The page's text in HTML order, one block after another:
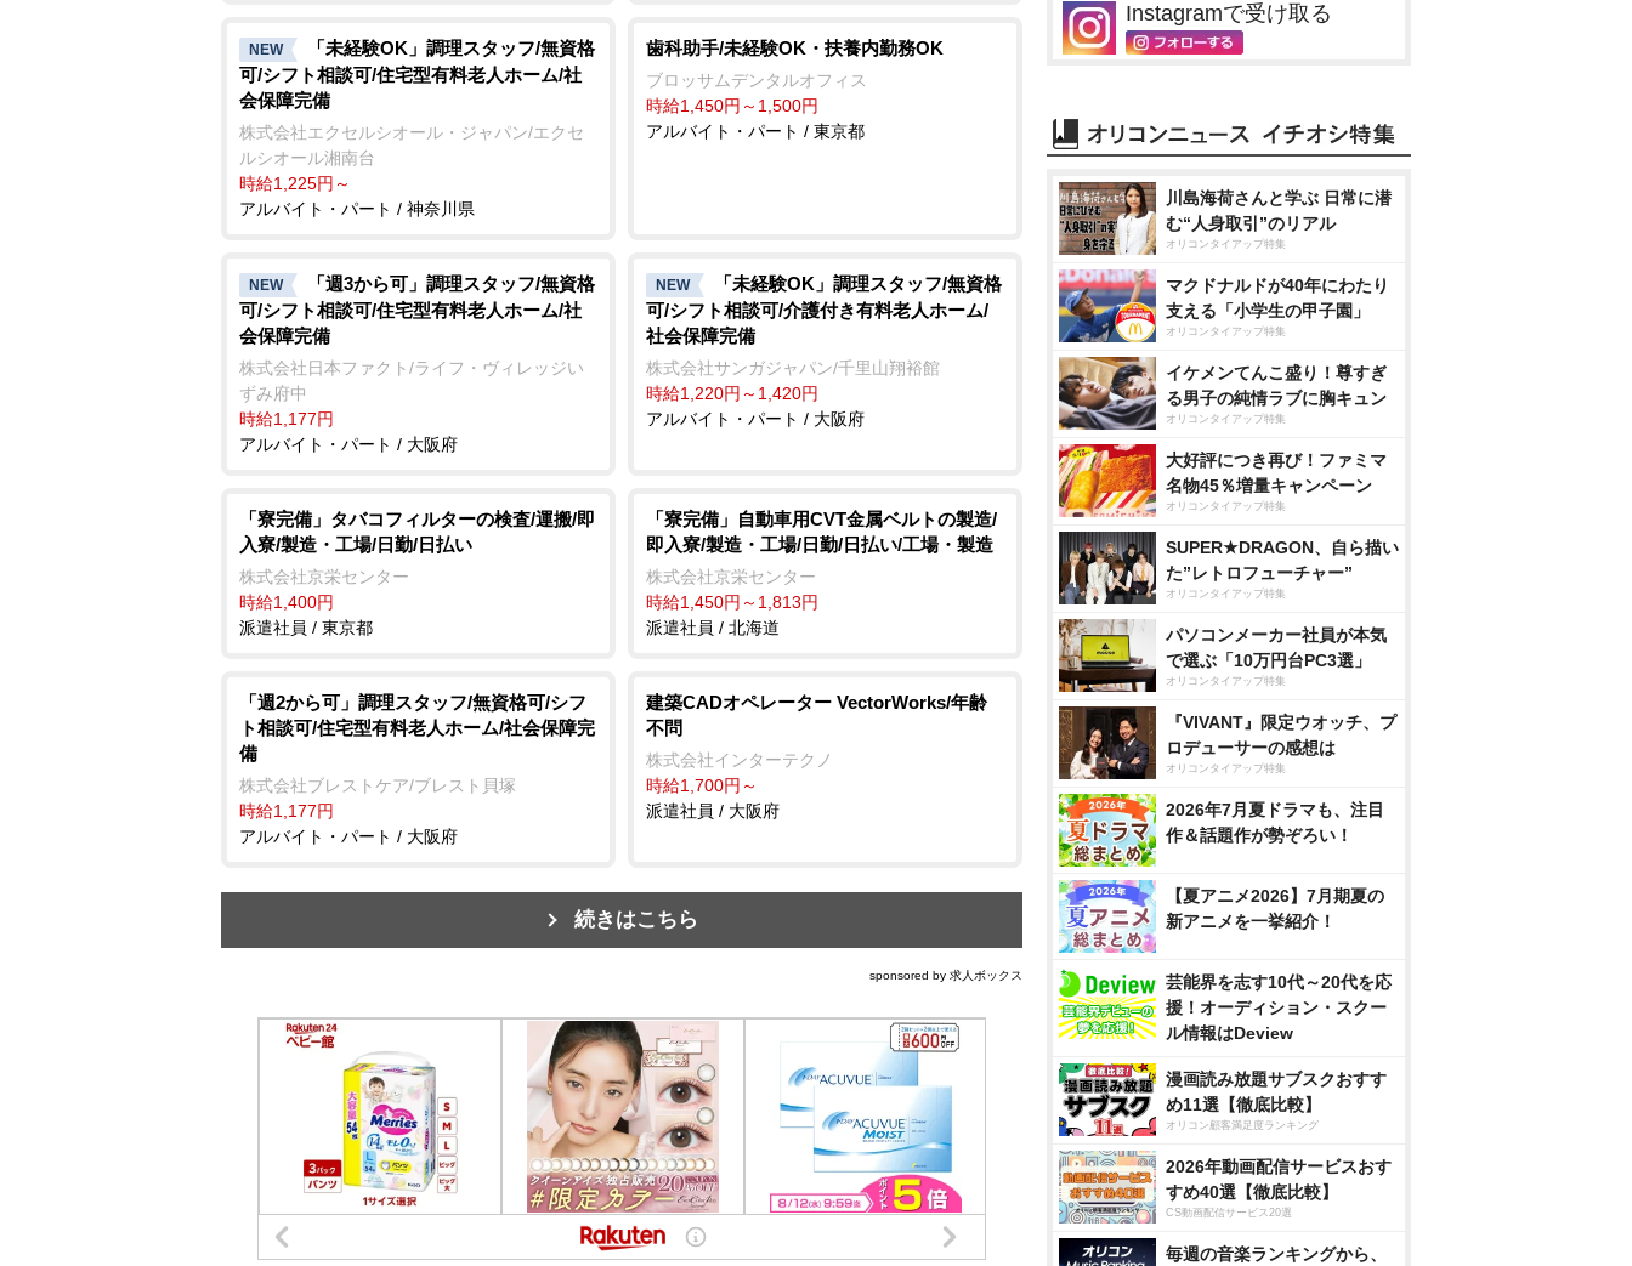
NEW
「未経験OK」調理スタッフ/無資格
可/シフト相談可/住宅型有料老人ホーム/社
会保障完備
株式会社エクセルシオール・ジャパン/エクセ
ルシオール湘南台
時給1,225円～
アルバイト・パート / 神奈川県
歯科助手/未経験OK・扶養内勤務OK
ブロッサムデンタルオフィス
時給1,450円～1,500円
アルバイト・パート / 東京都
NEW
「週3から可」調理スタッフ/無資格
可/シフト相談可/住宅型有料老人ホーム/社
会保障完備
株式会社日本ファクト/ライフ・ヴィレッジい
ずみ府中
時給1,177円
アルバイト・パート / 大阪府
NEW
「未経験OK」調理スタッフ/無資格
可/シフト相談可/介護付き有料老人ホーム/
社会保障完備
株式会社サンガジャパン/千里山翔裕館
時給1,220円～1,420円
アルバイト・パート / 大阪府
「寮完備」タバコフィルターの検査/運搬/即
入寮/製造・工場/日勤/日払い
株式会社京栄センター
時給1,400円
派遣社員 / 東京都
「寮完備」自動車用CVT金属ベルトの製造/
即入寮/製造・工場/日勤/日払い/工場・製造
株式会社京栄センター
時給1,450円～1,813円
派遣社員 / 北海道
「週2から可」調理スタッフ/無資格可/シフ
ト相談可/住宅型有料老人ホーム/社会保障完
備
株式会社ブレストケア/ブレスト貝塚
時給1,177円
アルバイト・パート / 大阪府
建築CADオペレーター VectorWorks/年齢
不問
株式会社インターテクノ
時給1,700円～
派遣社員 / 大阪府
続きはこちら
sponsored by 求人ボックス
Instagramで受け取る
川島海荷さんと学ぶ 日常に潜
む“人身取引”のリアル
オリコンタイアップ特集
マクドナルドが40年にわたり
支える「小学生の甲子園」
オリコンタイアップ特集
イケメンてんこ盛り！尊すぎ
る男子の純情ラブに胸キュン
オリコンタイアップ特集
大好評につき再び！ファミマ
名物45％増量キャンペーン
オリコンタイアップ特集
SUPER★DRAGON、自ら描い
た”レトロフューチャー”
オリコンタイアップ特集
パソコンメーカー社員が本気
で選ぶ「10万円台PC3選」
オリコンタイアップ特集
『VIVANT』限定ウオッチ、プ
ロデューサーの感想は
オリコンタイアップ特集
2026年7月夏ドラマも、注目
作＆話題作が勢ぞろい！
【夏アニメ2026】7月期夏の
新アニメを一挙紹介！
芸能界を志す10代～20代を応
援！オーディション・スクー
ル情報はDeview
漫画読み放題サブスクおすす
め11選【徹底比較】
オリコン顧客満足度ランキング
2026年動画配信サービスおす
すめ40選【徹底比較】
CS動画配信サービス20選
毎週の音楽ランキングから、